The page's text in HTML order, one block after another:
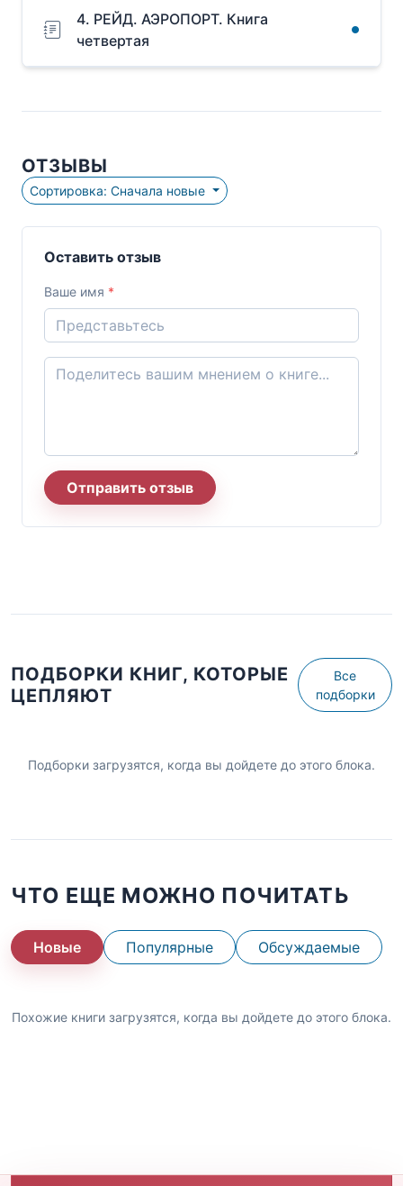
4. РЕЙД. АЭРОПОРТ. Книга
четвертая
ОТЗЫВЫ
Сортировка: Сначала новые
Оставить отзыв
Ваше имя *
Отправить отзыв
ПОДБОРКИ КНИГ, КОТОРЫЕ
ЦЕПЛЯЮТ
Все
подборки
Подборки загрузятся, когда вы дойдете до этого блока.
ЧТО ЕЩЕ МОЖНО ПОЧИТАТЬ
Новые Популярные Обсуждаемые
Похожие книги загрузятся, когда вы дойдете до этого блока.